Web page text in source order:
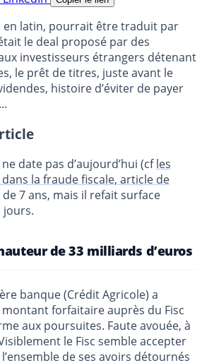
en latin, pourrait être traduit par
le deal proposé par des
investisseurs étrangers détenant
le prêt de titres, juste avant le
histoire d’éviter de payer
date pas d’aujourd’hui (cfles
la fraude fiscale, article de
7 ans, mais il refait surface
jours.
de 33 milliards d’euros
banque (Crédit Agricole) a
forfaitaire auprès du Fisc
aux poursuites. Faute avouée, à
le Fisc semble accepter
de ses avoirs détournés